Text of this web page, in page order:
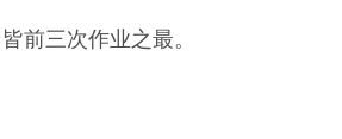
前三次作业之最。